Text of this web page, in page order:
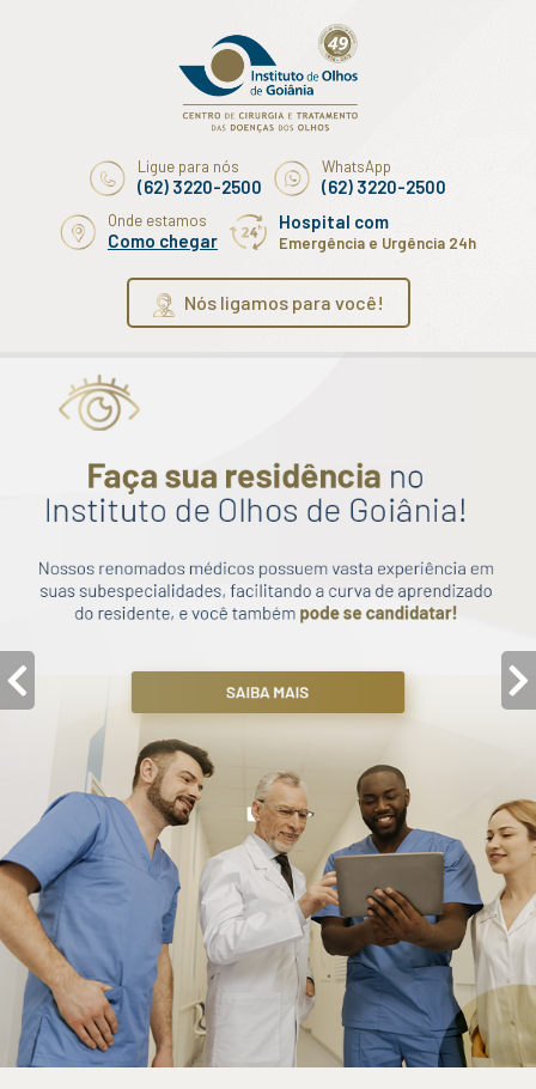
Ligue para nós
(62) 3220-2500
WhatsApp
(62) 3220-2500
Onde estamos
Como chegar
Hospital com
Emergência e Urgência 24h
Nós ligamos para você!